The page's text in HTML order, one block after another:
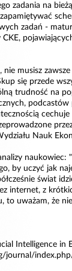
zadania na
zadań -
nie musisz
się przede
trudność na
cechuje
Nauk
naukowiec:
by uczyć jak
świat
internet, z
to uważam, że
Intelligence in
journal/